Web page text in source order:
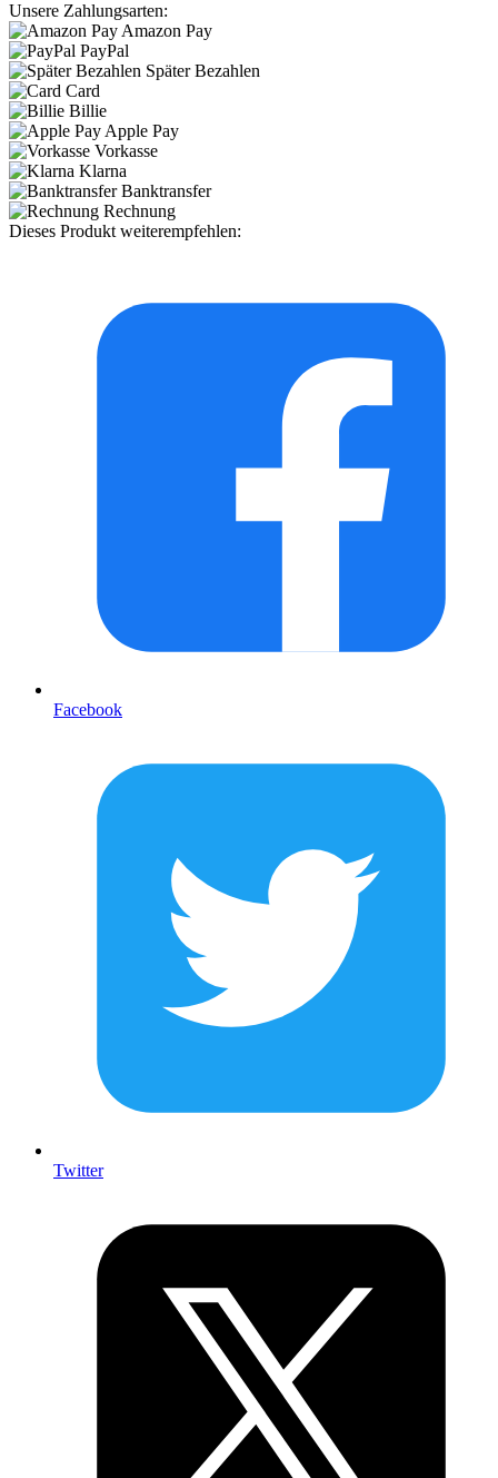
Unsere Zahlungsarten:
Amazon Pay
PayPal
Später Bezahlen
Card
Billie
Apple Pay
Vorkasse
Klarna
Banktransfer
Rechnung
Dieses Produkt weiterempfehlen:
Facebook
Twitter